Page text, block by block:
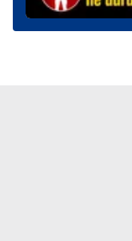
Metnimiziziyaret